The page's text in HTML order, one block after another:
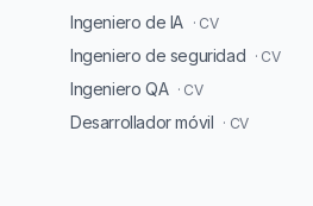
Ingeniero de IA · CV
Ingeniero de seguridad · CV
Ingeniero QA · CV
Desarrollador móvil · CV